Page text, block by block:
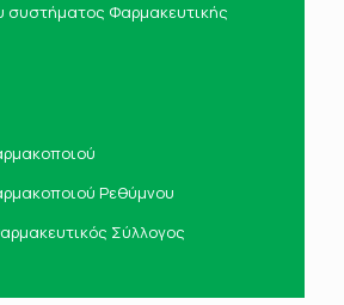
συστήματος Φαρμακευτικής
Ρεθύμνου
Σύλλογος